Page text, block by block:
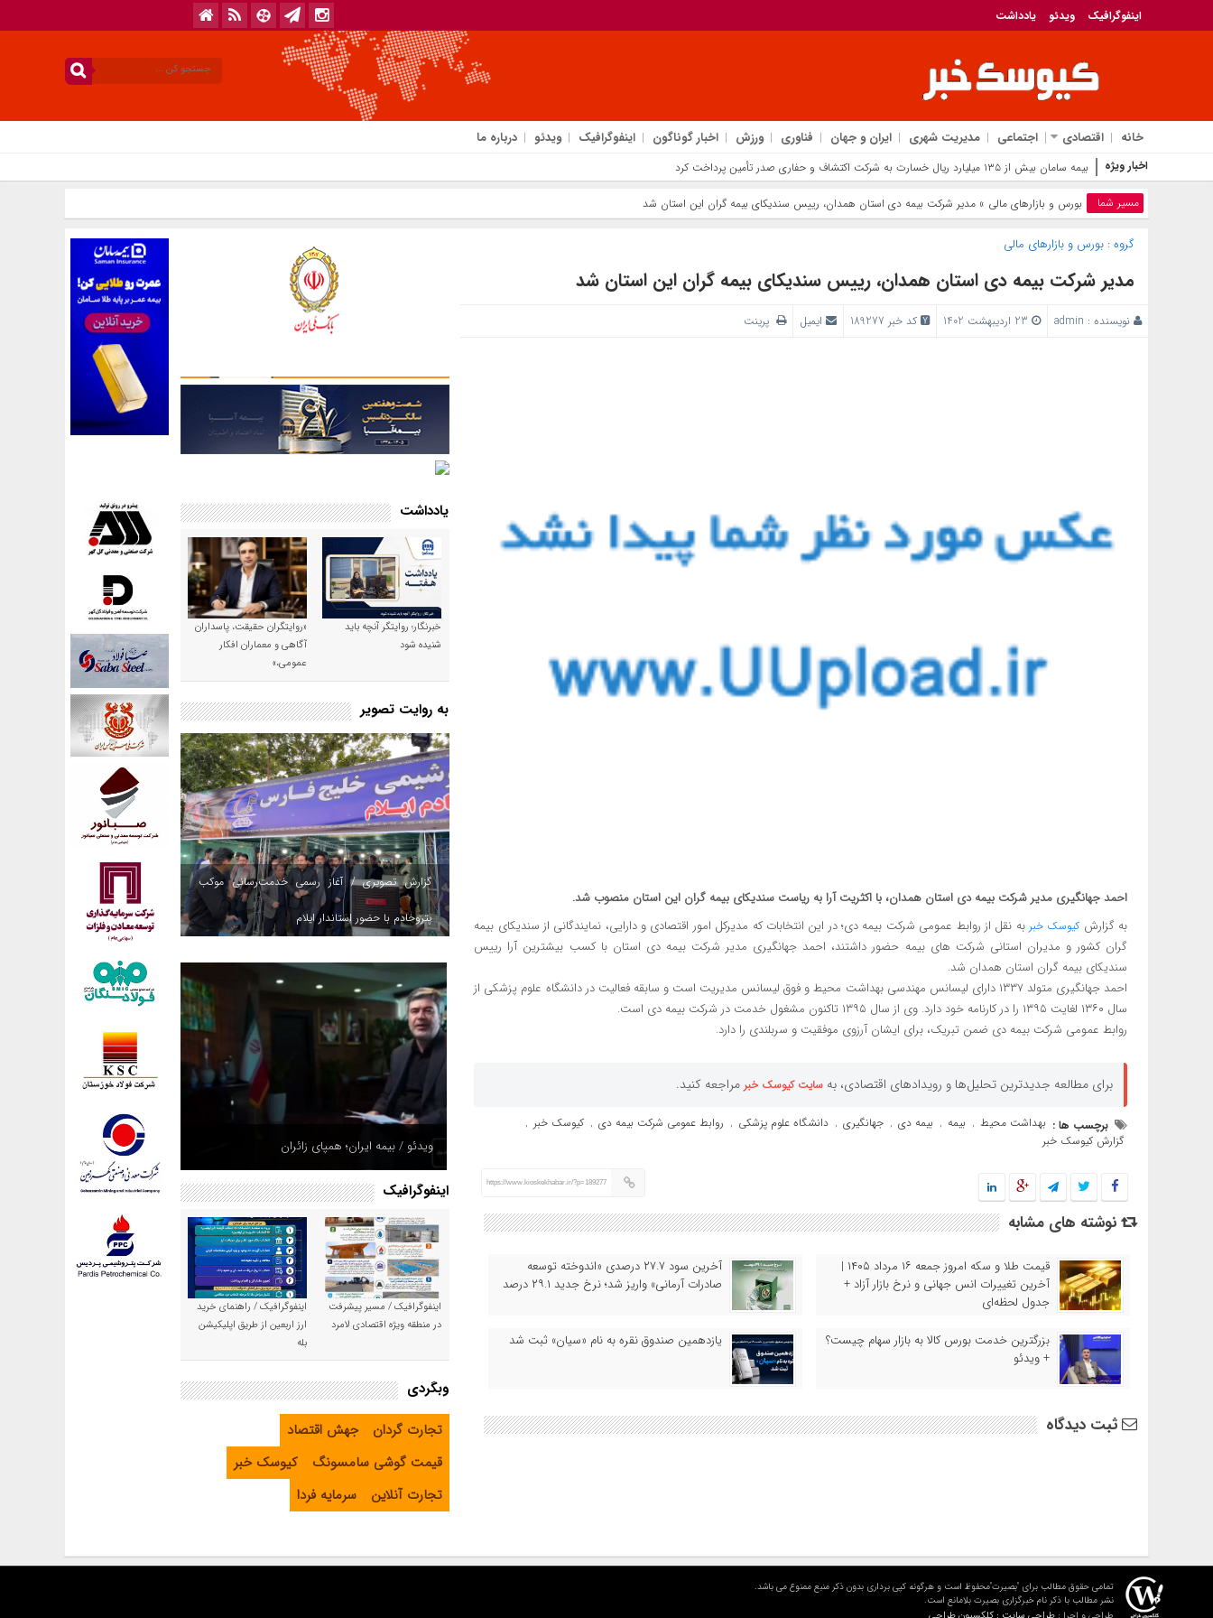
اینفوگرافیک ویدئو یادداشت
خانه اقتصادی اجتماعی مدیریت شهری ایران و جهان فناوری ورزش اخبار گوناگون اینفوگرافیک ویدئو درباره ما
اخبار ویژه بیمه سامان بیش از ۱۳۵ میلیارد ریال خسارت به شرکت اکتشاف و حفاری صدر تأمین پرداخت کرد
مسیر شما بورس و بازار‌های مالی » مدیر شرکت بیمه دی استان همدان، رییس سندیکای بیمه گران این استان شد
گروه :بورس و بازار‌های مالی
مدیر شرکت بیمه دی استان همدان، رییس سندیکای بیمه گران این استان شد
نویسنده : admin کد خبر 189277 ایمیل پرینت
احمد جهانگیری مدیر شرکت بیمه دی استان همدان، با اکثریت آرا به ریاست سندیکای بیمه گران این استان منصوب شد.
به گزارش کیوسک خبر به نقل از روابط عمومی شرکت بیمه دی؛ در این انتخابات که مدیرکل امور اقتصادی و‌ دارایی، نمایندگانی از سندیکای بیمه
گران کشور و مدیران استانی شرکت های بیمه حضور داشتند، احمد جهانگیری مدیر شرکت بیمه دی استان با کسب بیشترین آرا رییس
سندیکای بیمه گران استان همدان شد.
احمد جهانگیری متولد ۱۳۳۷ دارای لیسانس مهندسی بهداشت محیط و فوق لیسانس مدیریت است و سابقه فعالیت در دانشگاه علوم پزشکی از
سال ۱۳۶۰ لغایت ۱۳۹۵ را در کارنامه خود دارد. وی از سال ۱۳۹۵ تاکنون مشغول خدمت در شرکت بیمه دی است.
روابط عمومی شرکت بیمه دی ضمن تبریک، برای ایشان آرزوی موفقیت و سربلندی را دارد.
برای مطالعه جدیدترین تحلیل‌ها و رویدادهای اقتصادی، به سایت کیوسک خبر مراجعه کنید.
برچسب ها : بهداشت محیط , بیمه , بیمه دی , جهانگیری , دانشگاه علوم پزشکی , روابط عمومی شرکت بیمه دی , کیوسک خبر ,
گزارش کیوسک خبر
https://www.kioskekhabar.ir/?p=189277
نوشته های مشابه
قیمت طلا و سکه امروز جمعه ۱۶ مرداد ۱۴۰۵ |
آخرین تغییرات انس جهانی و نرخ بازار آزاد +
جدول لحظه‌ای
آخرین سود ۲۷.۷ درصدی «اندوخته توسعه
صادرات آرمانی» واریز شد؛ نرخ جدید ۲۹.۱ درصد
بزرگترین خدمت بورس کالا به بازار سهام چیست؟
+ ویدئو
یازدهمین صندوق نقره به نام «سیان» ثبت شد
ثبت دیدگاه
یادداشت
خبرنگار؛ روایتگر آنچه باید
شنیده شود
«روایتگران حقیقت، پاسداران
آگاهی و معماران افکار
عمومی،»
به روایت تصویر
گزارش تصویری / آغاز رسمی خدمت‌رسانی موکب
پتروخادم با حضور استاندار ایلام
ویدئو / بیمه ایران؛ همپای زائران
اینفوگرافیک
اینفوگرافیک / مسیر پیشرفت
در منطقه ویژه اقتصادی لامرد
اینفوگرافیک / راهنمای خرید
ارز اربعین از طریق اپلیکیشن
بله
وبگردی
تجارت گردان
جهش اقتصاد
قیمت گوشی سامسونگ
کیوسک خبر
تجارت آنلاین
سرمایه فردا
تمامی حقوق مطالب برای "بصیرت"محفوظ است و هرگونه کپی برداری بدون ذکر منبع ممنوع می باشد.
نشر مطالب با ذکر نام خبرگزاری بصیرت بلامانع است.